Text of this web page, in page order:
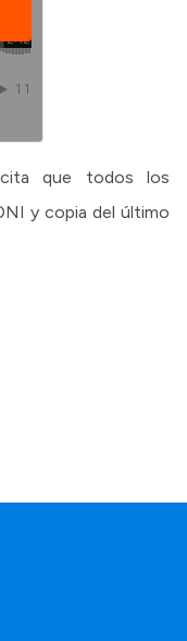
que todos los
y copia del último